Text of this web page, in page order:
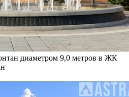
диаметром 9,0 метров в ЖК